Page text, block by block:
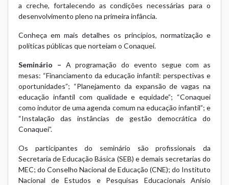
a creche, fortalecendo as condições necessárias para o
desenvolvimento pleno na primeira infância.
Conheça em mais detalhes os princípios, normatização e
políticas públicas que norteiam o Conaquei.
Seminário – A programação do evento segue com as
mesas: “Financiamento da educação infantil: perspectivas e
oportunidades”; “Planejamento da expansão de vagas na
educação infantil com qualidade e equidade”; “Conaquei
como indutor de uma agenda comum na educação infantil”; e
“Instalação das instâncias de gestão democrática do
Conaquei”.
Os participantes do seminário são profissionais da
Secretaria de Educação Básica (SEB) e demais secretarias do
MEC; do Conselho Nacional de Educação (CNE); do Instituto
Nacional de Estudos e Pesquisas Educacionais Anísio